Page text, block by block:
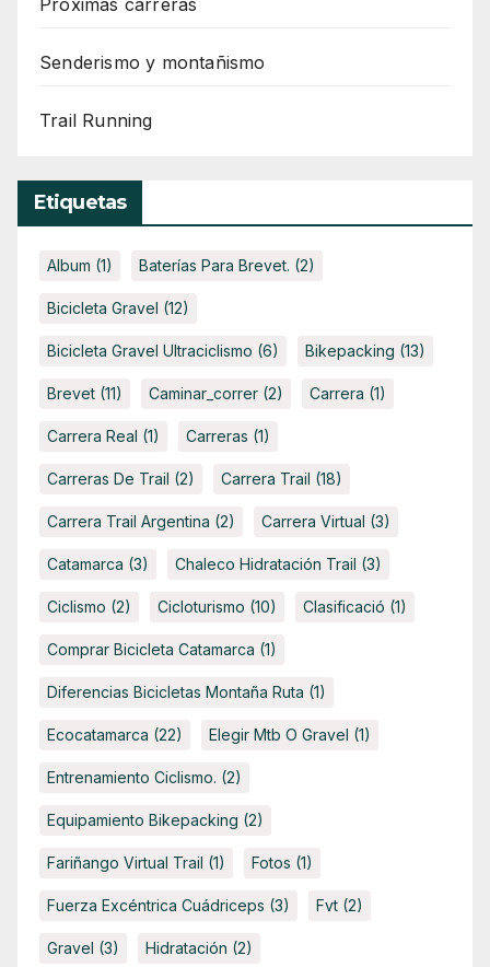
Senderismo y montañismo
Trail Running
Etiquetas
Album (1) Baterías Para Brevet. (2)
Bicicleta Gravel (12)
Bicicleta Gravel Ultraciclismo (6) Bikepacking (13)
Brevet (11) Caminar_correr (2) Carrera (1)
Carrera Real (1) Carreras (1)
Carreras De Trail (2) Carrera Trail (18)
Carrera Trail Argentina (2) Carrera Virtual (3)
Catamarca (3) Chaleco Hidratación Trail (3)
Ciclismo (2) Cicloturismo (10) Clasificació (1)
Comprar Bicicleta Catamarca (1)
Diferencias Bicicletas Montaña Ruta (1)
Ecocatamarca (22) Elegir Mtb O Gravel (1)
Entrenamiento Ciclismo. (2)
Equipamiento Bikepacking (2)
Fariñango Virtual Trail (1) Fotos (1)
Fuerza Excéntrica Cuádriceps (3) Fvt (2)
Gravel (3) Hidratación (2)